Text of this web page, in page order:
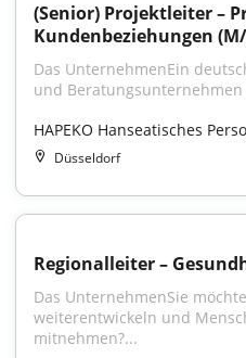
(Senior) Projektleiter –
Kundenbeziehungen
Das UnternehmenEin
und
HAPEKO Hanseatisches
Düsseldorf
Regionalleiter –
Das UnternehmenSie
weiterentwickeln und
mitnehmen?...